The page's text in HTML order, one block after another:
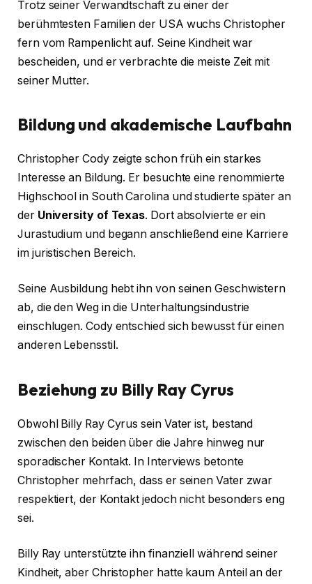
Trotz seiner Verwandtschaft zu einer der
berühmtesten Familien der USA wuchs Christopher
fern vom Rampenlicht auf. Seine Kindheit war
bescheiden, und er verbrachte die meiste Zeit mit
seiner Mutter.
Bildung und akademische Laufbahn
Christopher Cody zeigte schon früh ein starkes
Interesse an Bildung. Er besuchte eine renommierte
Highschool in South Carolina und studierte später an
der University of Texas. Dort absolvierte er ein
Jurastudium und begann anschließend eine Karriere
im juristischen Bereich.
Seine Ausbildung hebt ihn von seinen Geschwistern
ab, die den Weg in die Unterhaltungsindustrie
einschlugen. Cody entschied sich bewusst für einen
anderen Lebensstil.
Beziehung zu Billy Ray Cyrus
Obwohl Billy Ray Cyrus sein Vater ist, bestand
zwischen den beiden über die Jahre hinweg nur
sporadischer Kontakt. In Interviews betonte
Christopher mehrfach, dass er seinen Vater zwar
respektiert, der Kontakt jedoch nicht besonders eng
sei.
Billy Ray unterstützte ihn finanziell während seiner
Kindheit, aber Christopher hatte kaum Anteil an der